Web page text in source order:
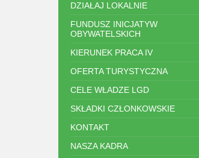
DZIAŁAJ LOKALNIE
FUNDUSZ INICJATYW
OBYWATELSKICH
KIERUNEK PRACA IV
OFERTA TURYSTYCZNA
CELE WŁADZE LGD
SKŁADKI CZŁONKOWSKIE
KONTAKT
NASZA KADRA